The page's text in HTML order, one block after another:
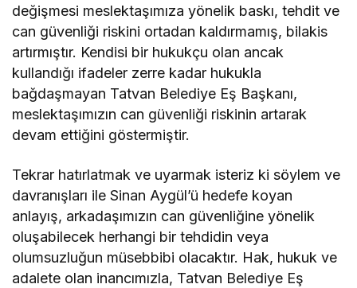
değişmesi meslektaşımıza yönelik baskı, tehdit ve
can güvenliği riskini ortadan kaldırmamış, bilakis
artırmıştır. Kendisi bir hukukçu olan ancak
kullandığı ifadeler zerre kadar hukukla
bağdaşmayan Tatvan Belediye Eş Başkanı,
meslektaşımızın can güvenliği riskinin artarak
devam ettiğini göstermiştir.
Tekrar hatırlatmak ve uyarmak isteriz ki söylem ve
davranışları ile Sinan Aygül’ü hedefe koyan
anlayış, arkadaşımızın can güvenliğine yönelik
oluşabilecek herhangi bir tehdidin veya
olumsuzluğun müsebbibi olacaktır. Hak, hukuk ve
adalete olan inancımızla, Tatvan Belediye Eş